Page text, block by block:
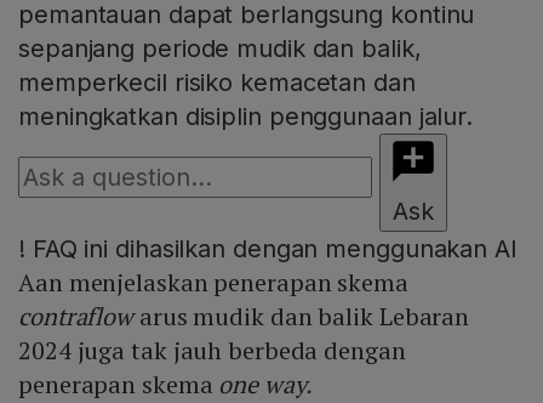
pemantauan dapat berlangsung kontinu
sepanjang periode mudik dan balik,
memperkecil risiko kemacetan dan
meningkatkan disiplin penggunaan jalur.
Ask
! FAQ ini dihasilkan dengan menggunakan AI
Aan menjelaskan penerapan skema
contraflowarus mudik dan balik Lebaran
2024 juga tak jauh berbeda dengan
penerapan skema one way.